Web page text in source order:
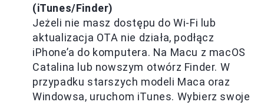
(iTunes/Finder)
Jeżeli nie masz dostępu do Wi-Fi lub
aktualizacja OTA nie działa, podłącz
iPhone’a do komputera. Na Macu z macOS
Catalina lub nowszym otwórz Finder. W
przypadku starszych modeli Maca oraz
Windowsa, uruchom iTunes. Wybierz swoje